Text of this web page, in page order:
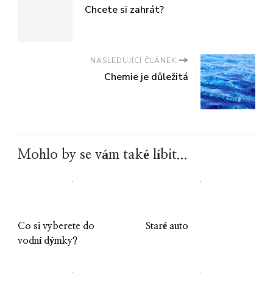
Chcete si zahrát?
NASLEDUJÍCÍ ČLÁNEK
Chemie je důležitá
Mohlo by se vám také líbit...
Co si vyberete do
vodní dýmky?
Staré auto